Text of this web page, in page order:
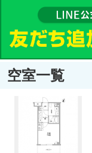
空室一覧